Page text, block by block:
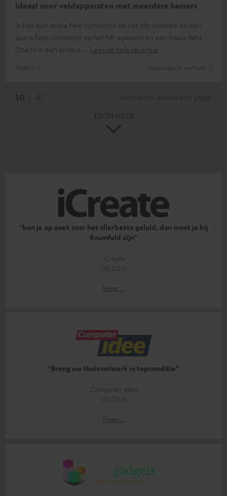
ideaal voor veldapparaten met meerdere kamers
Ik heb een space field connector op het hifi-systeem en een
space field connector op het hifi-systeem en een space field
One M in een andere
Lees de hele recensie
Marco S.
(Automatisch vertaald *)
"ben je op zoek naar het allerbeste geluid, dan moet je bij
Raumfeld zijn"
iCreate
08/2016
Meer...
"Breng uw thuisnetwerk in topconditie"
Computer Idee
01/2016
Meer...